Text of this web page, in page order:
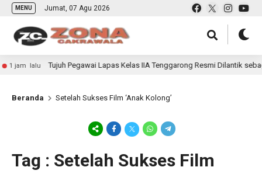
MENU Jumat, 07 Agu 2026
jam lalu Tujuh Pegawai Lapas Kelas IIA Tenggarong Resmi Dilantik
Beranda Setelah Sukses Film ‘Anak Kolong’
Tag : Setelah Sukses Film